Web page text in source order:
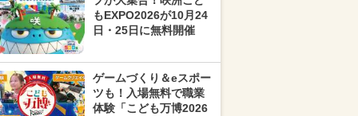
もEXPO2026が10月24
日・25日に無料開催
ゲームづくり＆eスポー
ツも！入場無料で職業
体験「こども万博2026